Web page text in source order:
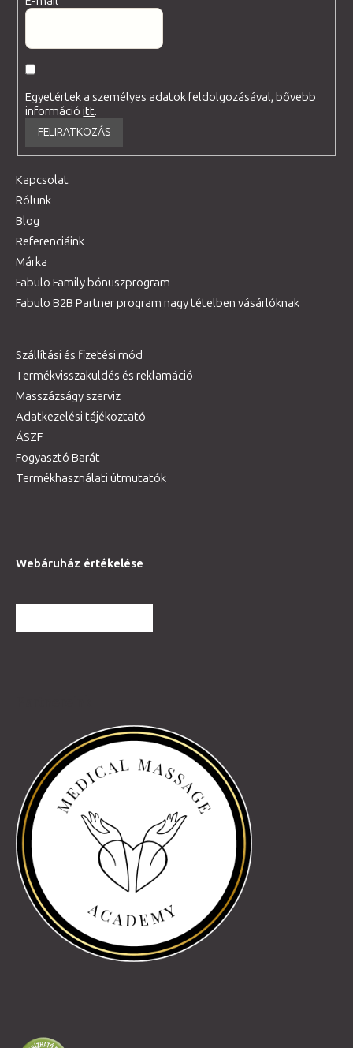
Egyetértek a személyes adatok feldolgozásával, bővebb
információitt.
FELIRATKOZÁS
Kapcsolat
Rólunk
Blog
Referenciáink
Márka
Fabulo Family bónuszprogram
Fabulo B2B Partner program nagy tételben vásárlóknak
Szállítási és fizetési mód
Termékvisszaküldés és reklamáció
Masszázságy szerviz
Adatkezelési tájékoztató
ÁSZF
Fogyasztó Barát
Termékhasználati útmutatók
Webáruház értékelése